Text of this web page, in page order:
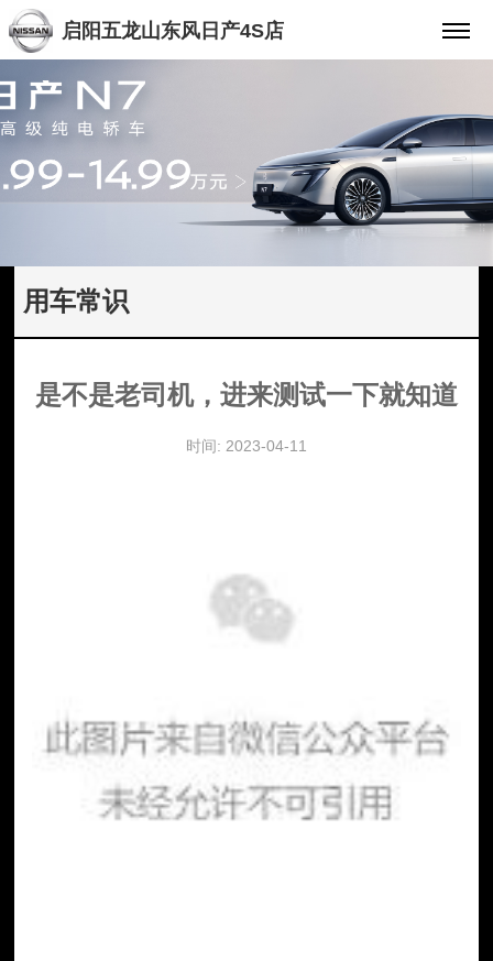
启阳五龙山东风日产4S店
用车常识
是不是老司机，进来测试一下就知道
时间: 2023-04-11